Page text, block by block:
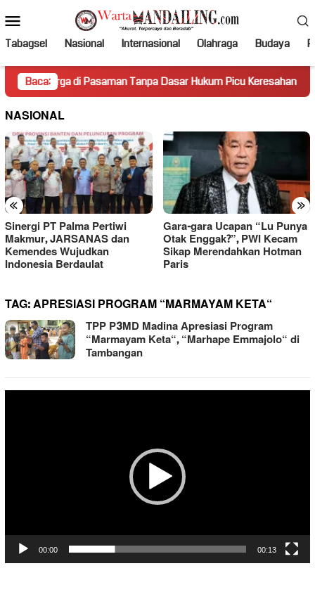
ke
kontenMobile
Tabagsel Nasional Internasional Olahraga Budaya
Baca:
di Pasaman Tanpa Dasar Hukum Picu Keresahan Truk
NASIONAL
« »
Sinergi PT Palma Pertiwi
Makmur, JARSANAS dan
Kemendes Wujudkan
Indonesia Berdaulat
Gara-gara Ucapan “Lu Punya
Otak Enggak?”, PWI Kecam
Sikap Merendahkan Hotman
Paris
TAG:APRESIASI PROGRAM “MARMAYAM KETA“
TPP P3MD Madina Apresiasi Program
“Marmayam Keta“, “Marhape Emmajolo“ di
Tambangan
00:00 00:13